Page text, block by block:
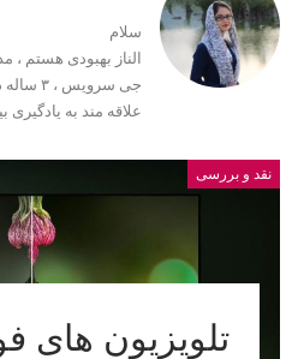
سلام
الناز بهبودی هستم
جی
علاقه مند به
نقد و بررسی
تلویزیون های